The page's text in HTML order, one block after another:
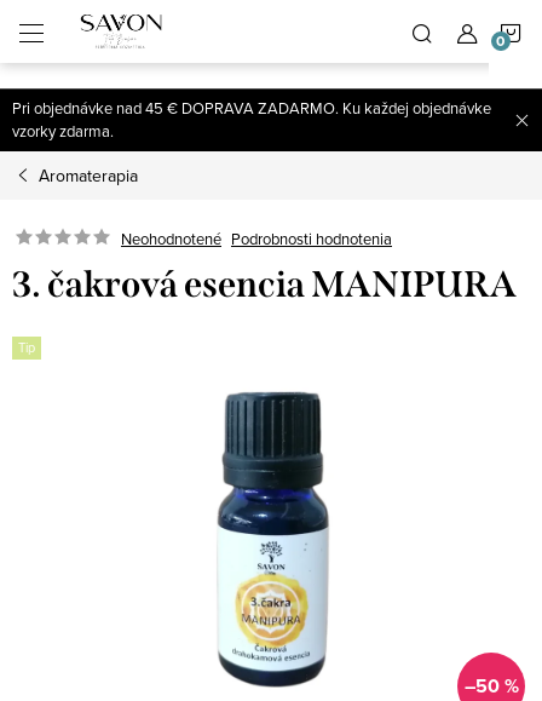
Prejsť
na
obsah
Pri objednávke nad 45 € DOPRAVA ZADARMO. Ku každej objednávke
vzorky zdarma.
Aromaterapia
Neohodnotené Podrobnosti hodnotenia
3. čakrová esencia MANIPURA
Tip
–50 %